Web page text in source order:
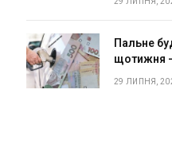
Пальне
щотижня
29 ЛИПНЯ,